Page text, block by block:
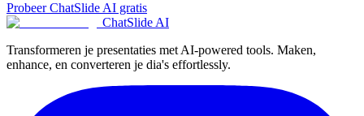
Probeer ChatSlide AI gratis
ChatSlide AI
Transformeren je presentaties met AI-powered tools. Maken,
enhance, en converteren je dia's effortlessly.